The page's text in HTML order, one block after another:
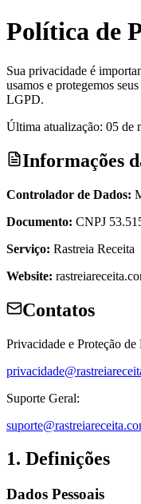
Política de
Sua privacidade é
usamos e protegemos
LGPD.
Última atualização: 05 de
Informações
Controlador de Dados:
Documento: CNPJ
Serviço: Rastreia Receita
Website:
Contatos
Privacidade e Proteção de
Suporte Geral:
1. Definições
Dados Pessoais